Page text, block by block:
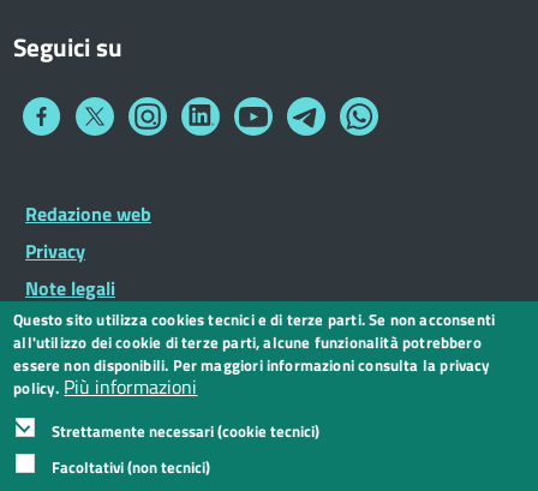
Seguici su
Collegamento
Collegamento
a
Collegamento
a
Collegamento
a
Collegamento
a
Collegamento
a
Collegamento
a
Widget
Footer
menu
Redazione web
Privacy
Note legali
Dichiarazione di accessibilità
CC BY 3.0 IT
Questo sito utilizza cookies tecnici e di terze parti. Se non acconsenti
all'utilizzo dei cookie di terze parti, alcune funzionalità potrebbero
essere non disponibili. Per maggiori informazioni consulta la privacy
policy. Più informazioni
Strettamente necessari (cookie tecnici)
Facoltativi (non tecnici)